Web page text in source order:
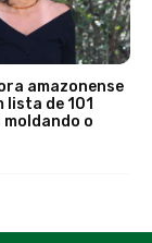
amazonense
lista de 101
o